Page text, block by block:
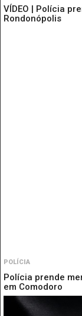
VÍDEO | Polícia
Rondonópolis
POLÍCIA
Polícia prende
em Comodoro